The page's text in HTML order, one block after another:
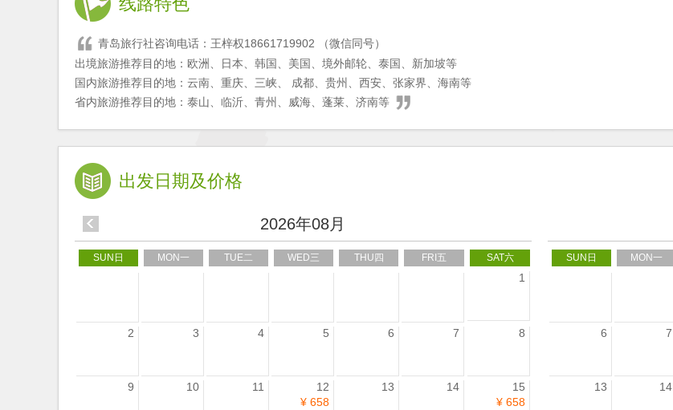
青岛旅行社咨询电话：王梓权18661719902 （微信同号）
出境旅游推荐目的地：欧洲、日本、韩国、美国、境外邮轮、泰国、新加坡等
国内旅游推荐目的地：云南、重庆、三峡、 成都、贵州、西安、张家界、海南等
省内旅游推荐目的地：泰山、临沂、青州、威海、蓬莱、济南等
出发日期及价格
2026年08月
SUN日 MON一 TUE二 WED三 THU四 FRI五 SAT六
1
2 3 4 5 6 7 8
9 10 11
12
¥ 658
13 14
15
¥ 658
SUN日 MON一
6
7
13
14